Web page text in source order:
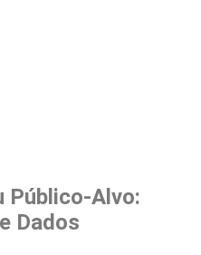
Público-Alvo:
Dados